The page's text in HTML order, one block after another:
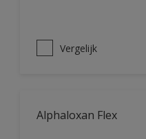
Vergelijk
Alphaloxan Flex